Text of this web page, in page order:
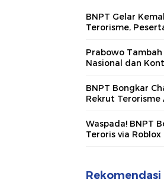
BNPT Gelar
Terorisme,
Prabowo
Nasional dan
BNPT Bongkar
Rekrut Terorisme
Waspada! BNPT
Teroris via Roblox